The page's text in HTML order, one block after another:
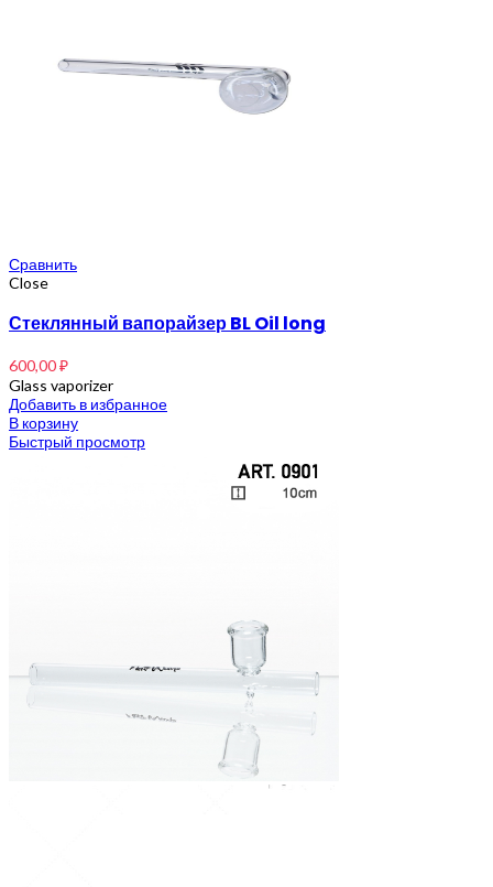
Сравнить
Close
Стеклянный вапорайзер BL Oil long
600,00₽
Glass vaporizer
Добавить в избранное
В корзину
Быстрый просмотр